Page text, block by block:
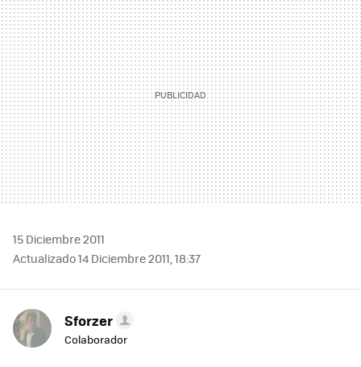
15 Diciembre 2011
Actualizado 14 Diciembre 2011, 18:37
Sforzer
Colaborador